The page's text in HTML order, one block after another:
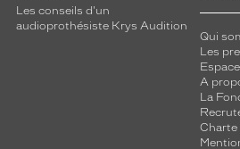
Les conseils d'un
audioprothésiste Krys Audition
Qui
Les
A
La
Charte